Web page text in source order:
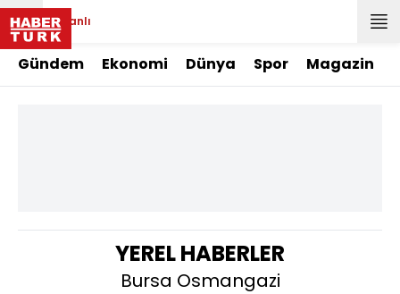
Canlı
Gündem Ekonomi Dünya Spor Magazin
YEREL HABERLER
Bursa Osmangazi